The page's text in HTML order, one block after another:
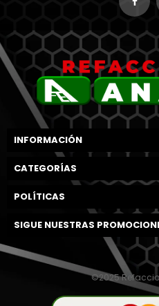
INFORMACIÓN
CATEGORÍAS
POLÍTICAS
SIGUE NUESTRAS
©2025